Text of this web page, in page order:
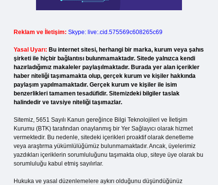
Reklam ve İletişim: Skype: live:.cid.575569c608265c69
Yasal Uyarı: Bu internet sitesi, herhangi bir marka, kurum veya şahıs
şirketi ile hiçbir bağlantısı bulunmamaktadır. Sitede yalnızca kendi
hazırladığımız makaleler paylaşılmaktadır. Burada yer alan içerikler
haber niteliği taşımamakta olup, gerçek kurum ve kişiler hakkında
paylaşım yapılmamaktadır. Gerçek kurum ve kişiler ile isim
benzerlikleri tamamen tesadüfidir. Sitemizdeki bilgiler taslak
halindedir ve tavsiye niteliği taşımazlar.
Sitemiz, 5651 Sayılı Kanun gereğince Bilgi Teknolojileri ve İletişim
Kurumu (BTK) tarafından onaylanmış bir Yer Sağlayıcı olarak hizmet
vermektedir. Bu nedenle, sitedeki içerikleri proaktif olarak denetleme
veya araştırma yükümlülüğümüz bulunmamaktadır. Ancak, üyelerimiz
yazdıkları içeriklerin sorumluluğunu taşımakta olup, siteye üye olarak bu
sorumluluğu kabul etmiş sayılırlar.
Hukuka ve yasal düzenlemelere aykırı olduğunu düşündüğünüz